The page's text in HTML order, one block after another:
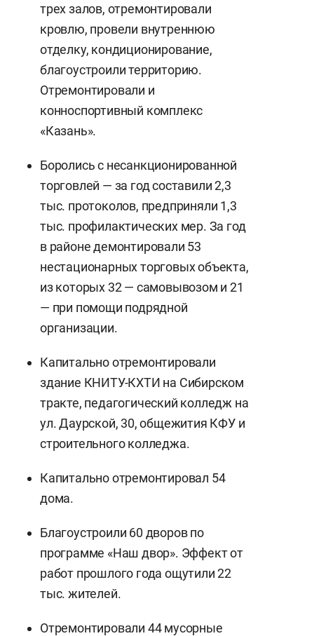
трех залов, отремонтировали
кровлю, провели внутреннюю
отделку, кондиционирование,
благоустроили территорию.
Отремонтировали и
конноспортивный комплекс
«Казань».
Боролись с несанкционированной
торговлей — за год составили 2,3
тыс. протоколов, предприняли 1,3
тыс. профилактических мер. За год
в районе демонтировали 53
нестационарных торговых объекта,
из которых 32 — самовывозом и 21
— при помощи подрядной
организации.
Капитально отремонтировали
здание КНИТУ-КХТИ на Сибирском
тракте, педагогический колледж на
ул. Даурской, 30, общежития КФУ и
строительного колледжа.
Капитально отремонтировал 54
дома.
Благоустроили 60 дворов по
программе «Наш двор». Эффект от
работ прошлого года ощутили 22
тыс. жителей.
Отремонтировали 44 мусорные